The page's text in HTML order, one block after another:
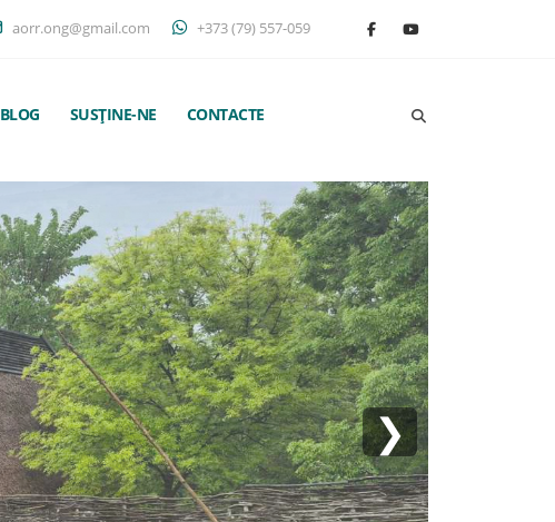
aorr.ong@gmail.com +373 (79) 557-059
BLOG SUSȚINE-NE CONTACTE
❯